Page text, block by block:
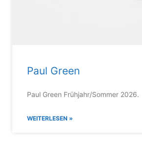
Paul Green
Paul Green Frühjahr/Sommer 2026.
WEITERLESEN »